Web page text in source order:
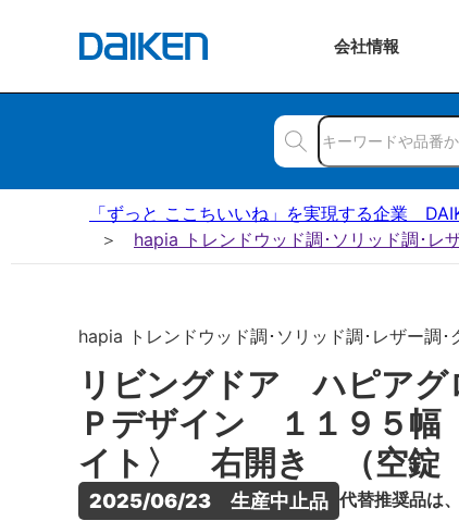
会社情報
「ずっと ここちいいね」を実現する企業
hapia トレンドウッド調･ソリッド調･レ
hapia トレンドウッド調･ソリッド調･レザー調
リビングドア ハピア
Ｐデザイン １１９５
イト〉 右開き （空錠
2025/06/23　生産中止品 代替推奨品は